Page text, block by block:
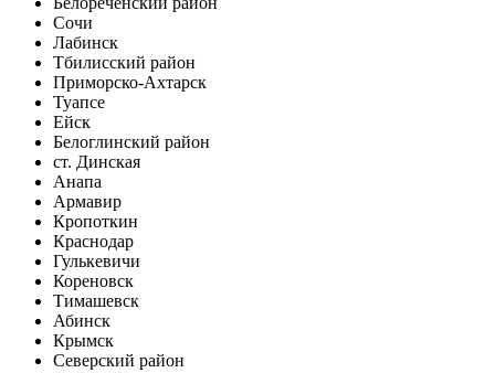
Сочи
Лабинск
Тбилисский район
Приморско-Ахтарск
Туапсе
Ейск
Белоглинский район
ст. Динская
Анапа
Армавир
Кропоткин
Краснодар
Гулькевичи
Кореновск
Тимашевск
Абинск
Крымск
Северский район